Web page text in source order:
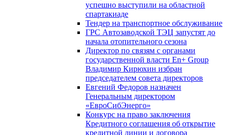
успешно выступили на областной
спартакиаде
Тендер на транспортное обслуживание
ГРС Автозаводской ТЭЦ запустят до
начала отопительного сезона
Директор по связям с органами
государственной власти En+ Group
Владимир Кирюхин избран
председателем совета директоров
Евгений Федоров назначен
Генеральным директором
«ЕвроСибЭнерго»
Конкурс на право заключения
Кредитного соглашения об открытие
кредитной линии и договора